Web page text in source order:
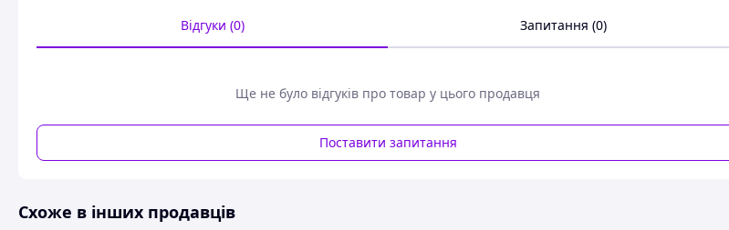
Відгуки (0) Запитання (0)
Ще не було відгуків про товар у цього продавця
Поставити запитання
Схоже в інших продавців